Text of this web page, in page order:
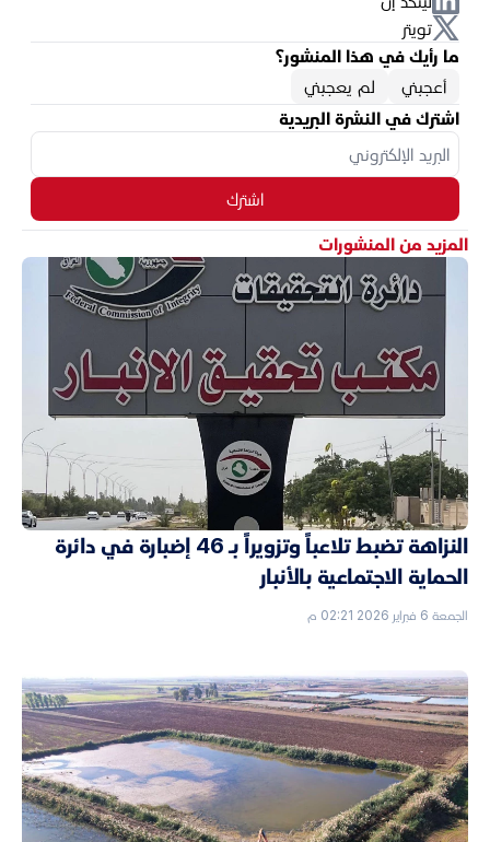
تويتر
ما رأيك في هذا المنشور؟
أعجبني
لم يعجبني
اشترك في النشرة البريدية
اشترك
المزيد من المنشورات
النزاهة تضبط تلاعباً وتزويراً بـ 46 إضبارة في دائرة
الحماية الاجتماعية بالأنبار
الجمعة 6 فبراير 2026 02:21 م